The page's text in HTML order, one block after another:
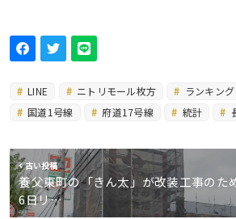
LINE ニトリモール枚方 ランキング
国道1号線
府道17号線 統計
古い投稿
養父東町の「きん太」が改装工事のた
6日リ…